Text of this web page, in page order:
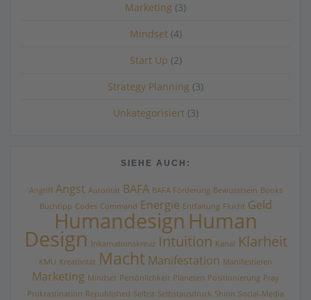
Marketing (3)
Mindset(4)
Start Up (2)
Strategy Planning (3)
Unkategorisiert(3)
SIEHE AUCH:
Angriff Angst Autorität BAFA BAFA Förderung Bewusstsein Books
Buchtipp Codes Command Energie Entfaltung Flucht Geld
Humandesign Human
Design Inkarnationskreuz Intuition Kanal Klarheit
KMU Kreativität Macht Manifestation Manifestieren
Marketing Mindset Persönlichkeit Planeten Positionierung Pray
Prokrastination Republished Selbst Selbstausdruck Shinn Social-Media